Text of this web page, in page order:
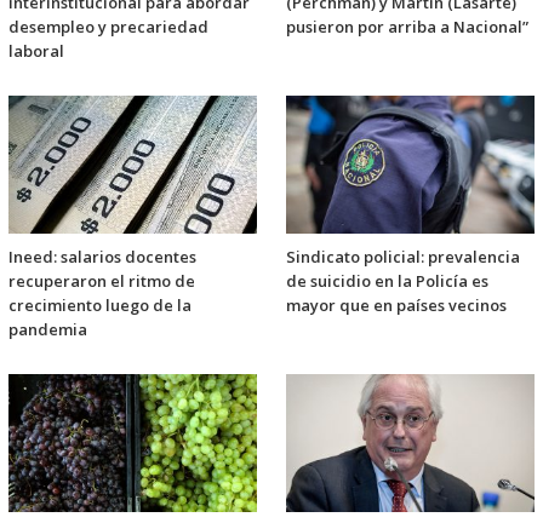
desempleo y precariedad
laboral
pusieron por arriba a Nacional”
Ineed: salarios docentes
recuperaron el ritmo de
crecimiento luego de la
pandemia
Sindicato policial: prevalencia
de suicidio en la Policía es
mayor que en países vecinos